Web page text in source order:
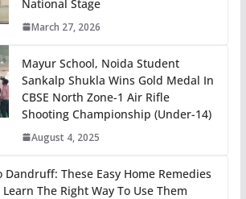
National Stage
March 27, 2026
Mayur School, Noida Student
Sankalp Shukla Wins Gold Medal In
CBSE North Zone-1 Air Rifle
Shooting Championship (Under-14)
August 4, 2025
Dandruff: These Easy Home Remedies
The Right Way To Use Them